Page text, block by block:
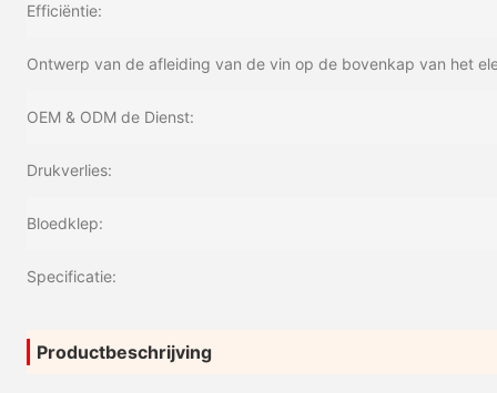
Efficiëntie:
Ontwerp van de afleiding van de vin op de bovenkap van het
OEM & ODM de Dienst:
Drukverlies:
Bloedklep:
Specificatie:
Productbeschrijving